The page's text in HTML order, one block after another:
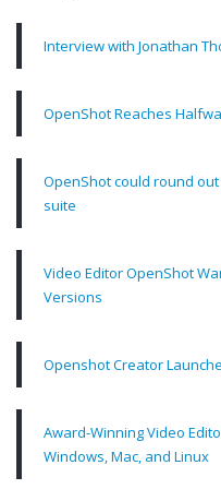
Interview with Jonathan
OpenShot Reaches
OpenShot could round
suite
Video Editor OpenShot
Versions
Openshot Creator
Award-Winning Video
Windows, Mac, and Linux